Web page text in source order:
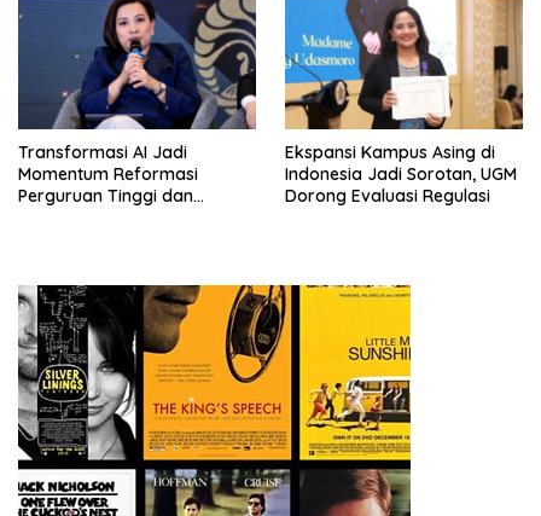
Transformasi AI Jadi
Momentum Reformasi
Perguruan Tinggi dan
Ekspansi Kampus Asing di
Indonesia Jadi Sorotan, UGM
Dorong Evaluasi Regulasi